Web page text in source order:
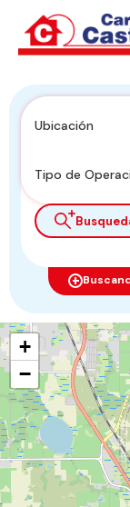
Ubicación
Tipo de
+
−